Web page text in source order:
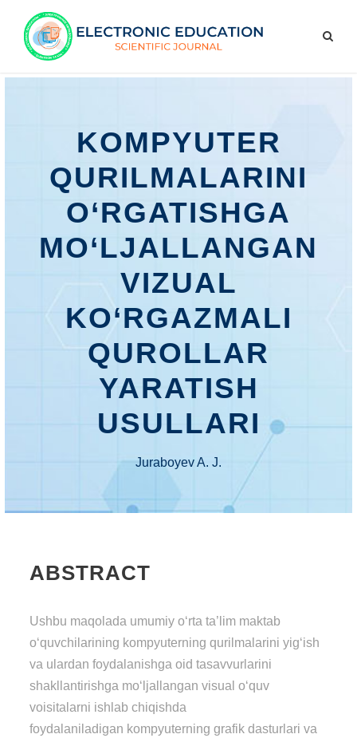
KOMPYUTER
QURILMALARINI
O‘RGATISHGA
MO‘LJALLANGAN
VIZUAL
KO‘RGAZMALI
QUROLLAR
YARATISH
USULLARI
Juraboyev A. J.
ABSTRACT
Ushbu maqolada umumiy o‘rta ta’lim maktab
o‘quvchilarining kompyuterning qurilmalarini yig‘ish
va ulardan foydalanishga oid tasavvurlarini
shakllantirishga mo‘ljallangan visual o‘quv
voisitalarni ishlab chiqishda
foydalaniladigan kompyuterning grafik dasturlari va